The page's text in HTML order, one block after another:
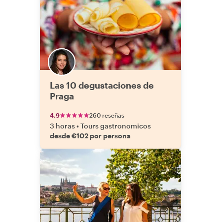
Las 10 degustaciones de
Praga
4.9 260 reseñas
3 horas•Tours gastronomicos
desde €102 por persona